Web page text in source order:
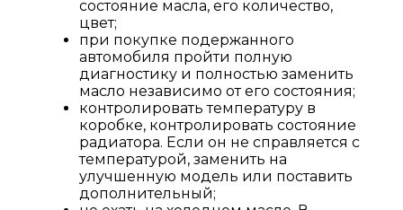
состояние масла, его количество,
цвет;
при покупке подержанного
автомобиля пройти полную
диагностику и полностью заменить
масло независимо от его состояния;
контролировать температуру в
коробке, контролировать состояние
радиатора. Если он не справляется с
температурой, заменить на
улучшенную модель или поставить
дополнительный;